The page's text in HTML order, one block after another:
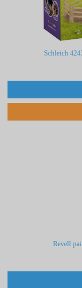
Schleich
Revell